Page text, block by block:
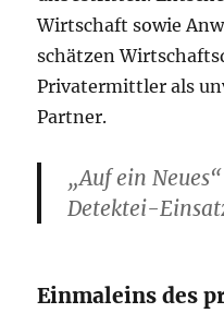
Wirtschaft sowie
schätzen
Privatermittler als
Partner.
„Auf ein
Detektei-
Einmaleins des